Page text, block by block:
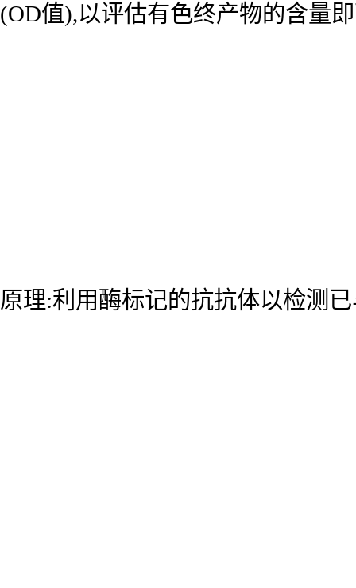
(OD值),以评估有色终产物的含量
原理:利用酶标记的抗抗体以检测